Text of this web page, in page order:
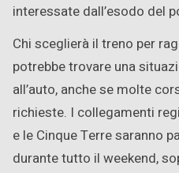
interessate dall’esodo del
Chi sceglierà il treno per
potrebbe trovare una
all’auto, anche se molte
richieste. I collegamenti
e le Cinque Terre saranno
durante tutto il weekend,